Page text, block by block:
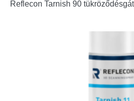
Reflecon Tarnish 90